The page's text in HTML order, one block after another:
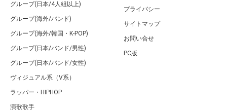
グループ(日本/4人組以上)
グループ(海外/バンド)
グループ(海外/韓国・K-POP)
グループ(日本/バンド/男性)
グループ(日本/バンド/女性)
ヴィジュアル系（V系）
ラッパー・HIPHOP
演歌歌手
プライバシー
サイトマップ
お問い合せ
PC版